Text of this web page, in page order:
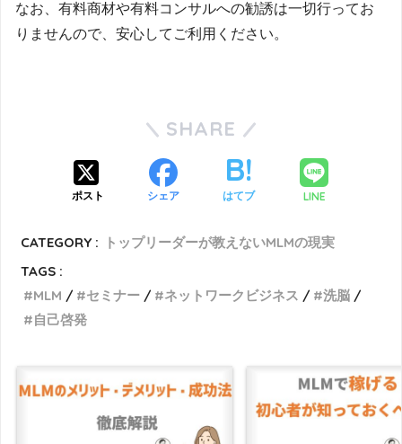
なお、有料商材や有料コンサルへの勧誘は一切行ってお
りませんので、安心してご利用ください。
SHARE
ポスト シェア はてブ LINE
CATEGORY :
トップリーダーが教えないMLMの現実
TAGS :
MLM
セミナー ネットワークビジネス
洗脳
自己啓発